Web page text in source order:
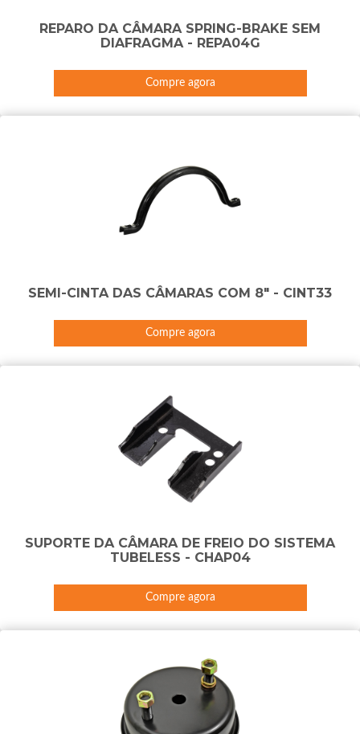
REPARO DA CÂMARA SPRING-BRAKE SEM
DIAFRAGMA - REPA04G
Compre agora
SEMI-CINTA DAS CÂMARAS COM 8" - CINT33
Compre agora
SUPORTE DA CÂMARA DE FREIO DO SISTEMA
TUBELESS - CHAP04
Compre agora